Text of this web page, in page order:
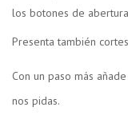
los botones de
Presenta también
Con un paso más
nos pidas.